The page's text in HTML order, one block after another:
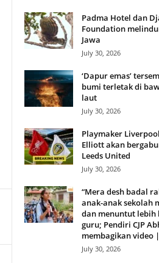
Padma Hotel dan
Foundation
Jawa
July 30, 2026
‘Dapur emas’
bumi terletak di
laut
July 30, 2026
Playmaker
Elliott akan
Leeds United
July 30, 2026
“Mera desh badal
anak-anak sekolah
dan menuntut lebih
guru; Pendiri CJP
membagikan video
July 30, 2026